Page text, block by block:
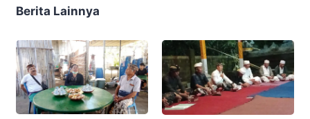
Berita Lainnya